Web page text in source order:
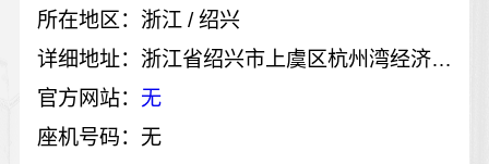
所在地区：浙江 / 绍兴
详细地址：浙江省绍兴市上虞区杭州湾经济技术开发区 新兴三路8号
官方网站： 无
座机号码：无